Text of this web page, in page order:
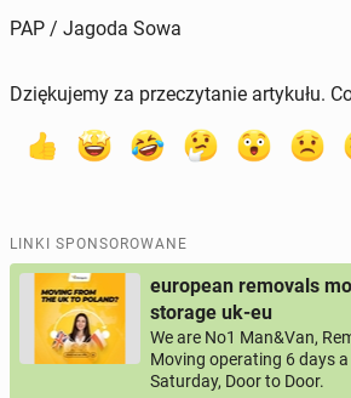
PAP / Jagoda Sowa
Dziękujemy za przeczytanie artykułu.
LINKI SPONSOROWANE
european removals
storage uk-eu
We are No1 Man&Van,
Moving operating 6 days
Saturday, Door to Door.